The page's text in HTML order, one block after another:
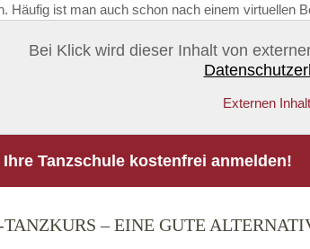
Häufig ist man auch schon nach einem virtuellen
Bei Klick wird dieser Inhalt von
Externen
Ihre Tanzschule kostenfrei anmelden!
– EINE GUTE